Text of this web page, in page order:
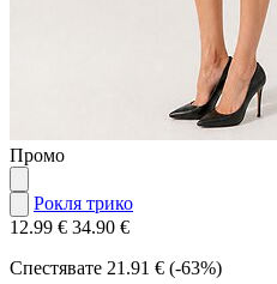
Промо
Рокля трико
12.99 € 34.90 €
Спестявате 21.91 € (-63%)